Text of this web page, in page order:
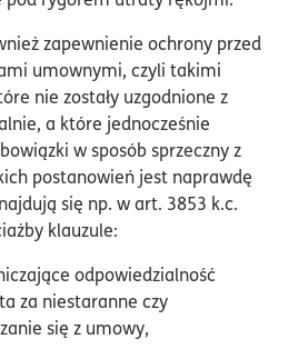
zapewnienie ochrony przed
umownymi, czyli takimi
nie zostały uzgodnione z
a które jednocześnie
w sposób sprzeczny z
postanowień jest naprawdę
się np. w art. 3853 k.c.
klauzule:
odpowiedzialność
za niestaranne czy
się z umowy,